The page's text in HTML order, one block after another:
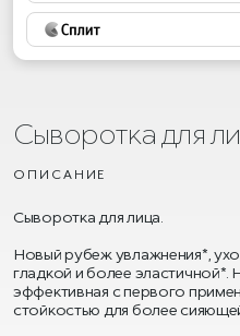
Сыворотка для
ОПИСАНИЕ
Сыворотка для лица.
Новый рубеж увлажнения*,
гладкой и более эластичной*.
эффективная с первого
стойкостью для более